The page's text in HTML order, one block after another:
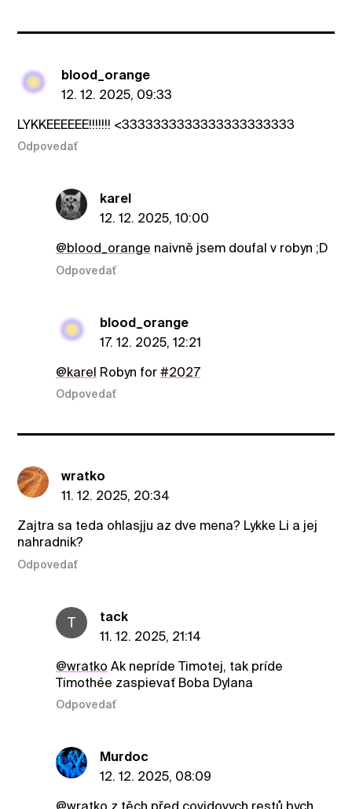
blood_orange
12. 12. 2025, 09:33
LYKKEEEEEE!!!!!!! <3333333333333333333333
Odpovedať
karel
12. 12. 2025, 10:00
@blood_orange naivně jsem doufal v robyn ;D
Odpovedať
blood_orange
17. 12. 2025, 12:21
@karel Robyn for #2027
Odpovedať
wratko
11. 12. 2025, 20:34
Zajtra sa teda ohlasjju az dve mena? Lykke Li a jej
nahradnik?
Odpovedať
T
tack
11. 12. 2025, 21:14
@wratko Ak nepríde Timotej, tak príde
Timothée zaspievať Boba Dylana
Odpovedať
Murdoc
12. 12. 2025, 08:09